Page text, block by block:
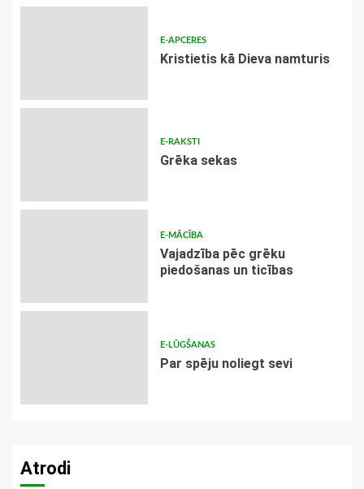
E-APCERES
Kristietis kā Dieva namturis
E-RAKSTI
Grēka sekas
E-MĀCĪBA
Vajadzība pēc grēku
piedošanas un ticības
E-LŪGŠANAS
Par spēju noliegt sevi
Atrodi